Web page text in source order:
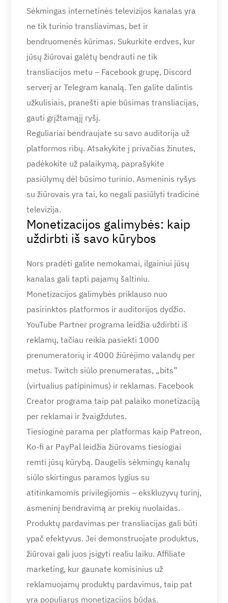
Sėkmingas internetinės televizijos kanalas yra
ne tik turinio transliavimas, bet ir
bendruomenės kūrimas. Sukurkite erdves, kur
jūsų žiūrovai galėtų bendrauti ne tik
transliacijos metu – Facebook grupę, Discord
serverį ar Telegram kanalą. Ten galite dalintis
užkulisiais, pranešti apie būsimas transliacijas,
gauti grįžtamąjį ryšį.
Reguliariai bendraujate su savo auditorija už
platformos ribų. Atsakykite į privačias žinutes,
padėkokite už palaikymą, paprašykite
pasiūlymų dėl būsimo turinio. Asmeninis ryšys
su žiūrovais yra tai, ko negali pasiūlyti tradicinė
televizija.
Monetizacijos galimybės: kaip
uždirbti iš savo kūrybos
Nors pradėti galite nemokamai, ilgainiui jūsų
kanalas gali tapti pajamų šaltiniu.
Monetizacijos galimybės priklauso nuo
pasirinktos platformos ir auditorijos dydžio.
YouTube Partner programa leidžia uždirbti iš
reklamų, tačiau reikia pasiekti 1000
prenumeratorių ir 4000 žiūrėjimo valandų per
metus. Twitch siūlo prenumeratas, „bits”
(virtualius patipinimus) ir reklamas. Facebook
Creator programa taip pat palaiko monetizaciją
per reklamai ir žvaigždutes.
Tiesioginė parama per platformas kaip Patreon,
Ko-fi ar PayPal leidžia žiūrovams tiesiogiai
remti jūsų kūrybą. Daugelis sėkmingų kanalų
siūlo skirtingus paramos lygius su
atitinkamomis privilegijomis – ekskluzyvų turinį,
asmeninį bendravimą ar prekių nuolaidas.
Produktų pardavimas per transliacijas gali būti
ypač efektyvus. Jei demonstruojate produktus,
žiūrovai gali juos įsigyti realiu laiku. Affiliate
marketing, kur gaunate komisinius už
reklamuojamų produktų pardavimus, taip pat
yra populiarus monetizacijos būdas.